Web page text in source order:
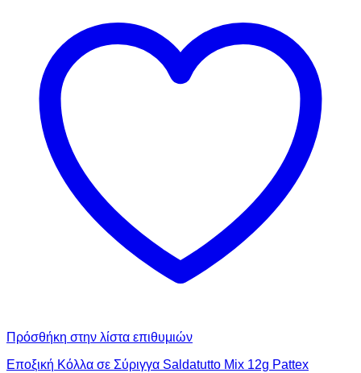
Πρόσθήκη στην λίστα επιθυμιών
Εποξική Κόλλα σε Σύριγγα Saldatutto Mix 12g Pattex